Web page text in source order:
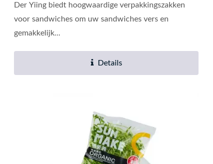
Der Yiing biedt hoogwaardige verpakkingszakken
voor sandwiches om uw sandwiches vers en
gemakkelijk...
Details